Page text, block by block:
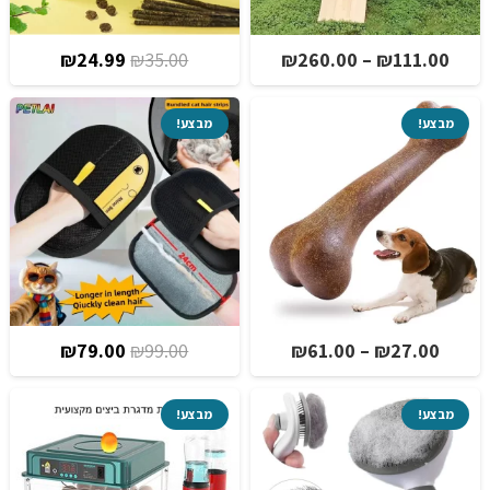
₪111.00
–
₪260.00
טווח
מחירים:
⁦₪111.00⁩
₪35.00
המחיר
המקורי
היה:
₪35.00.
₪24.99
המחיר
הנוכחי
הוא:
מבצע!
₪27.00
–
₪61.00
טווח
מחירים:
⁦₪27.00⁩
עד
⁦₪61.00⁩
מבצע!
₪99.00
המחיר
המקורי
היה:
₪99.00.
₪79.00
המחיר
הנוכחי
הוא:
מבצע! מבצע!